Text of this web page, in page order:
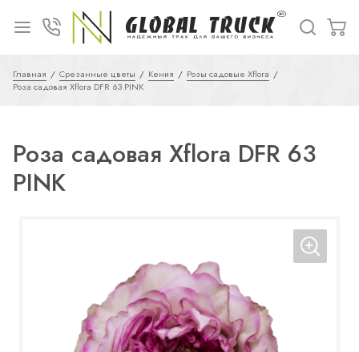
Главная Срезанные цветы Кения
Розы садовые Xflora
Роза садовая Xflora DFR 63 PINK
Роза садовая Xflora DFR 63
PINK